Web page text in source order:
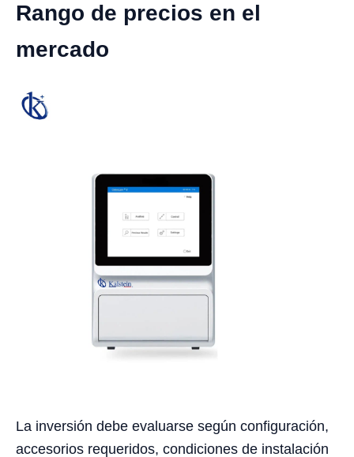
Rango de precios en el
mercado
La inversión debe evaluarse según configuración,
accesorios requeridos, condiciones de instalación